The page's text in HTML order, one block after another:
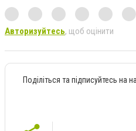
Авторизуйтесь, щоб оцінити
Поділіться та підписуйтесь на